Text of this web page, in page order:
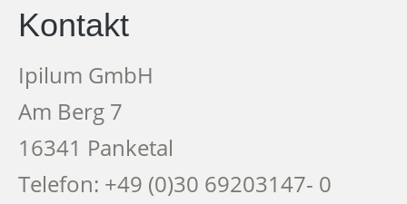
Kontakt
Ipilum GmbH
Am Berg 7
16341 Panketal
Telefon: +49 (0)30 69203147- 0